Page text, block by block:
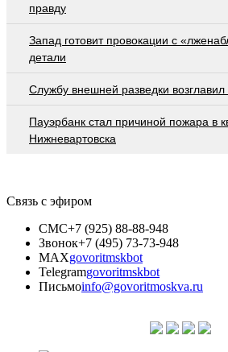
правду
Запад готовит провокации с
детали
Службу внешней разведки
Пауэрбанк стал причиной пожара в
Нижневартовска
Связь с эфиром
СМС+7 (925) 88-88-948
Звонок+7 (495) 73-73-948
MAXgovoritmskbot
Telegramgovoritmskbot
Письмоinfo@govoritmoskva.ru